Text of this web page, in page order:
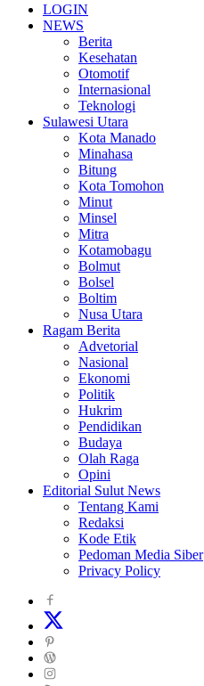
LOGIN
NEWS
Berita
Kesehatan
Otomotif
Internasional
Teknologi
Sulawesi Utara
Kota Manado
Minahasa
Bitung
Kota Tomohon
Minut
Minsel
Mitra
Kotamobagu
Bolmut
Bolsel
Boltim
Nusa Utara
Ragam Berita
Advetorial
Nasional
Ekonomi
Politik
Hukrim
Pendidikan
Budaya
Olah Raga
Opini
Editorial Sulut News
Tentang Kami
Redaksi
Kode Etik
Pedoman Media Siber
Privacy Policy